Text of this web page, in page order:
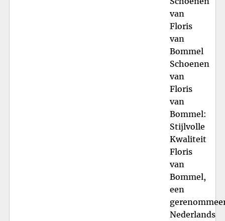
van
Floris
van
Bommel
Schoenen
van
Floris
van
Bommel:
Stijlvolle
Kwaliteit
Floris
van
Bommel,
een
Nederlands